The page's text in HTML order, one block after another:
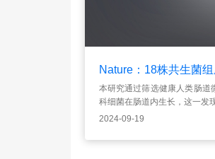
Nature：18株共生菌
本研究通过筛选健康人类肠
科细菌在肠道内生长，这一发
2024-09-19